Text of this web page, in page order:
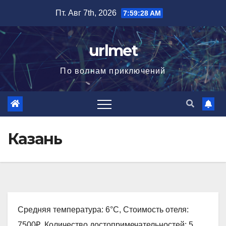
содержимому
Пт. Авг 7th, 2026 7:59:29 AM
urlmet
По волнам приключений
Казань
Средняя температура: 6°C, Стоимость отеля: